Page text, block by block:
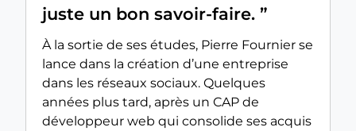
juste un bon savoir-faire. ”
À la sortie de ses études, Pierre Fournier se
lance dans la création d’une entreprise
dans les réseaux sociaux. Quelques
années plus tard, après un CAP de
développeur web qui consolide ses acquis